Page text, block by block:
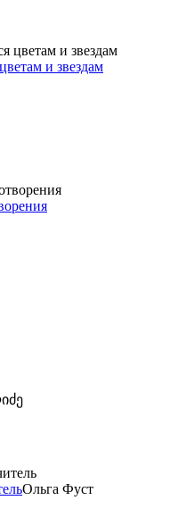
и звездам
Ольга Фуст